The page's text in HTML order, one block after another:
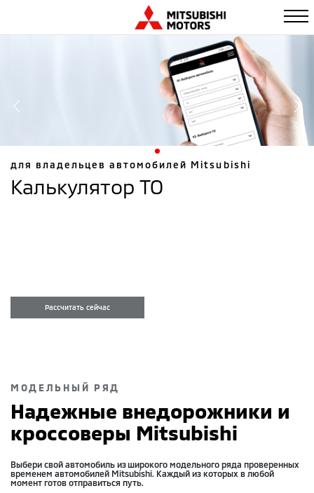
для владельцев автомобилей Mitsubishi
Калькулятор ТО
Рассчитать сейчас
МОДЕЛЬНЫЙ РЯД
Надежные внедорожники и
кроссоверы Mitsubishi
Выбери свой автомобиль из широкого модельного ряда проверенных
временем автомобилей Mitsubishi. Каждый из которых в любой
момент готов отправиться путь.